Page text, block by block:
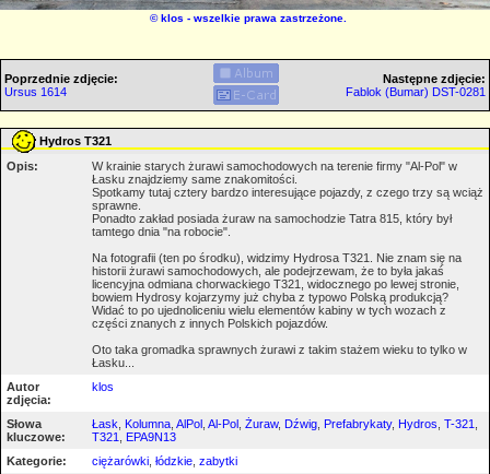
©klos - wszelkie prawa zastrzeżone.
Poprzednie zdjęcie:
Ursus 1614
Następne zdjęcie:
Fablok (Bumar) DST-0281
Hydros T321
Opis:
W krainie starych żurawi samochodowych na terenie firmy "Al-Pol" w
Łasku znajdziemy same znakomitości.
Spotkamy tutaj cztery bardzo interesujące pojazdy, z czego trzy są wciąż
sprawne.
Ponadto zakład posiada żuraw na samochodzie Tatra 815, który był
tamtego dnia "na robocie".
Na fotografii (ten po środku), widzimy Hydrosa T321. Nie znam się na
historii żurawi samochodowych, ale podejrzewam, że to była jakaś
licencyjna odmiana chorwackiego T321, widocznego po lewej stronie,
bowiem Hydrosy kojarzymy już chyba z typowo Polską produkcją?
Widać to po ujednoliceniu wielu elementów kabiny w tych wozach z
części znanych z innych Polskich pojazdów.
Oto taka gromadka sprawnych żurawi z takim stażem wieku to tylko w
Łasku...
Autor
zdjęcia:
klos
Słowa
kluczowe:
Łask Kolumna AlPol Al-Pol Żuraw, Dźwig Prefabrykaty, Hydros T-321
T321
EPA9N13
Kategorie:
ciężarówki łódzkie zabytki